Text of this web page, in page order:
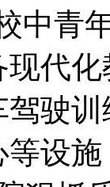
中青
现代
驶
设